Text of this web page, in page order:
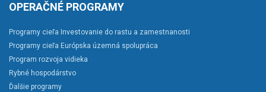
OPERAČNÉ PROGRAMY
Programy cieľa Investovanie do rastu a zamestnanosti
Programy cieľa Európska územná spolupráca
Program rozvoja vidieka
Rybné hospodárstvo
Ďalšie programy